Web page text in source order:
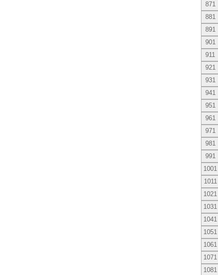
871
881
891
901
911
921
931
941
951
961
971
981
991
1001
1011
1021
1031
1041
1051
1061
1071
1081